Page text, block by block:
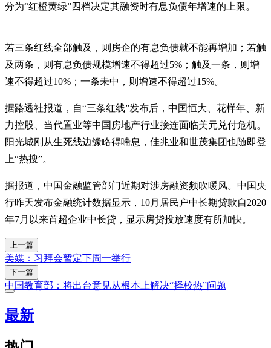
分为“红橙黄绿”四档决定其融资时有息负债年增速的上限。
若三条红线全部触及，则房企的有息负债就不能再增加；若触
及两条，则有息负债规模增速不得超过5%；触及一条，则增
速不得超过10%；一条未中，则增速不得超过15%。
据路透社报道，自“三条红线”发布后，中国恒大、花样年、新
力控股、当代置业等中国房地产行业接连面临美元兑付危机。
阳光城刚从生死线边缘略得喘息，佳兆业和世茂集团也随即登
上“热搜”。
据报道，中国金融监管部门近期对涉房融资频吹暖风。中国央
行昨天发布金融统计数据显示，10月居民户中长期贷款自2020
年7月以来首超企业中长贷，显示房贷投放速度有所加快。
上一篇
美媒：习拜会暂定下周一举行
下一篇
中国教育部：将出台意见从根本上解决“择校热”问题
最新